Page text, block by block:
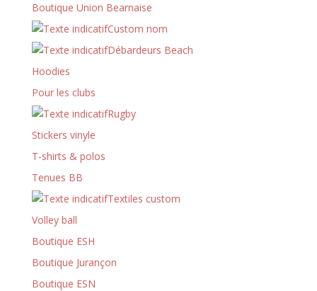
Boutique Union Bearnaise
Custom nom
Débardeurs Beach
Hoodies
Pour les clubs
Rugby
Stickers vinyle
T-shirts & polos
Tenues BB
Textiles custom
Volley ball
Boutique ESH
Boutique Jurançon
Boutique ESN